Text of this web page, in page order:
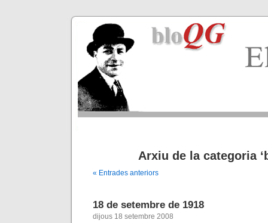
Arxiu de la categoria
« Entrades anteriors
18 de setembre de 1918
dijous 18 setembre 2008